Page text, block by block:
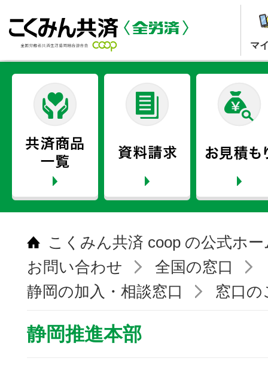
マ
こくみん共済 coop の公式ホ
お問い合わせ
全国の窓口
静岡の加入・相談窓口
窓口の
静岡推進本部